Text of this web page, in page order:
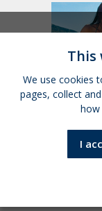
This
We use cookies
pages, collect
how
I